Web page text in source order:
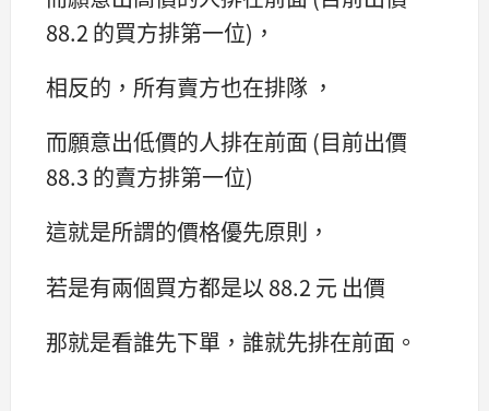
88.2 的買方排第一位)，
相反的，所有賣方也在排隊 ，
而願意出低價的人排在前面 (目前出價
88.3 的賣方排第一位)
這就是所謂的價格優先原則，
若是有兩個買方都是以 88.2 元 出價
那就是看誰先下單，誰就先排在前面。